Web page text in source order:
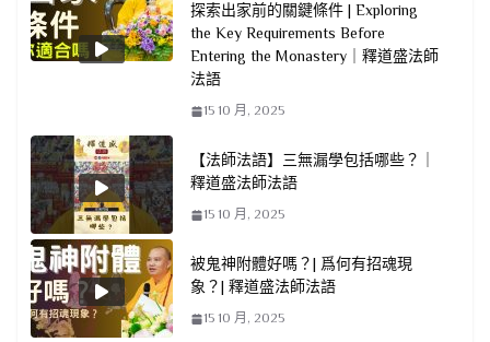
探索出家前的關鍵條件 | Exploring
the Key Requirements Before
Entering the Monastery｜釋道盛法師
法語
15 10 月, 2025
【法師法語】三無漏學包括哪些？｜
釋道盛法師法語
15 10 月, 2025
被鬼神附體好嗎？| 爲何有招魂現
象？| 釋道盛法師法語
15 10 月, 2025